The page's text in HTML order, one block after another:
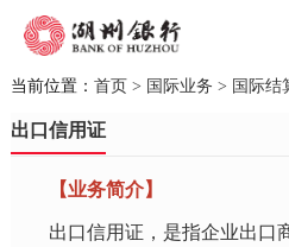
当前位置： 首页 > 国际业务 > 国际结
出口信用证
【业务简介】
出口信用证，是指企业出口商